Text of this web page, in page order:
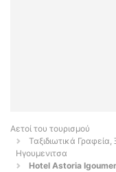
Αετοί του τουρισμού
Ταξιδιωτικά
Ηγουμενιτσα
Hotel Astoria